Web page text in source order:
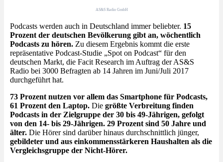
AS&S Radio GmbH
Podcasts werden auch in Deutschland immer beliebter. 15
Prozent der deutschen Bevölkerung gibt an, wöchentlich
Podcasts zu hören. Zu diesem Ergebnis kommt die erste
repräsentative Podcast-Studie „Spot on Podcast“ für den
deutschen Markt, die Facit Research im Auftrag der AS&S
Radio bei 3000 Befragten ab 14 Jahren im Juni/Juli 2017
durchgeführt hat.
73 Prozent nutzen vor allem das Smartphone für Podcasts,
61 Prozent den Laptop. Die größte Verbreitung finden
Podcasts in der Zielgruppe der 30 bis 49-Jährigen, gefolgt
von den 14- bis 29-Jährigen. 29 Prozent sind 50 Jahre und
älter. Die Hörer sind darüber hinaus durchschnittlich jünger,
gebildeter und aus einkommensstärkeren Haushalten als die
Vergleichsgruppe der Nicht-Hörer.